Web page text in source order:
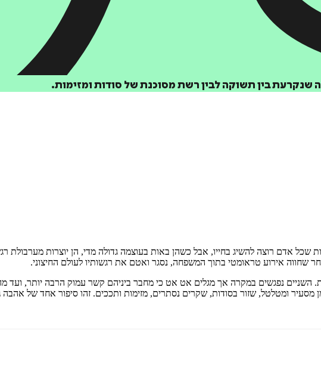
שנקרעת בין תשוקה לבין רשת מסוכנת של סודות ומזימות.
שחווה אירוע טראומטי בתוך המשפחה, נסגר ואטם את רגשותיו לעולם החיצוני.
בת 27, בעליה של מסעדה יוקרתית. השניים נפגשים במקרה אך מגלים אט אט כי מחבר ביניהם קשר עמוק
מסעיר ומטלטל, שזור בסודות, שקרים נסתרים, מזימות ותככים. זהו סיפור אחד של